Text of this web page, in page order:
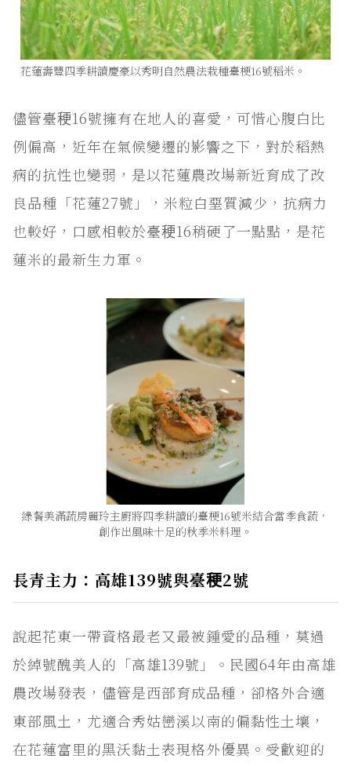
花蓮壽豐四季耕讀慶豪以秀明自然農法栽種臺梗16號稻米。
儘管臺稉16號擁有在地人的喜愛，可惜心腹白比
例偏高，近年在氣候變遷的影響之下，對於稻熱
病的抗性也變弱，是以花蓮農改場新近育成了改
良品種「花蓮27號」，米粒白堊質減少，抗病力
也較好，口感相較於臺稉16稍硬了一點點，是花
蓮米的最新生力軍。
綠餐美滿蔬房麗玲主廚將四季耕讀的臺梗16號米結合當季食蔬，
創作出風味十足的秋季米料理。
長青主力：高雄139號與臺稉2號
說起花東一帶資格最老又最被鍾愛的品種，莫過
於綽號醜美人的「高雄139號」。民國64年由高雄
農改場發表，儘管是西部育成品種，卻格外合適
東部風土，尤適合秀姑巒溪以南的偏黏性土壤，
在花蓮富里的黑沃黏土表現格外優異。受歡迎的